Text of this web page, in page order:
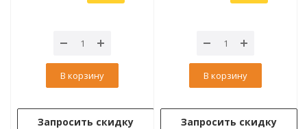
В корзину
Запросить скидку
В корзину
Запросить скидку